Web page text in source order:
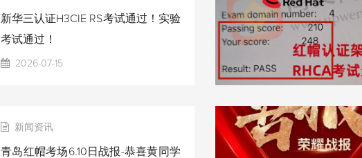
新华三认证H3CIE RS考试通过！实验
考试通过！
2026-07-15
新闻资讯
青岛红帽考场6.10日战报-恭喜黄同学